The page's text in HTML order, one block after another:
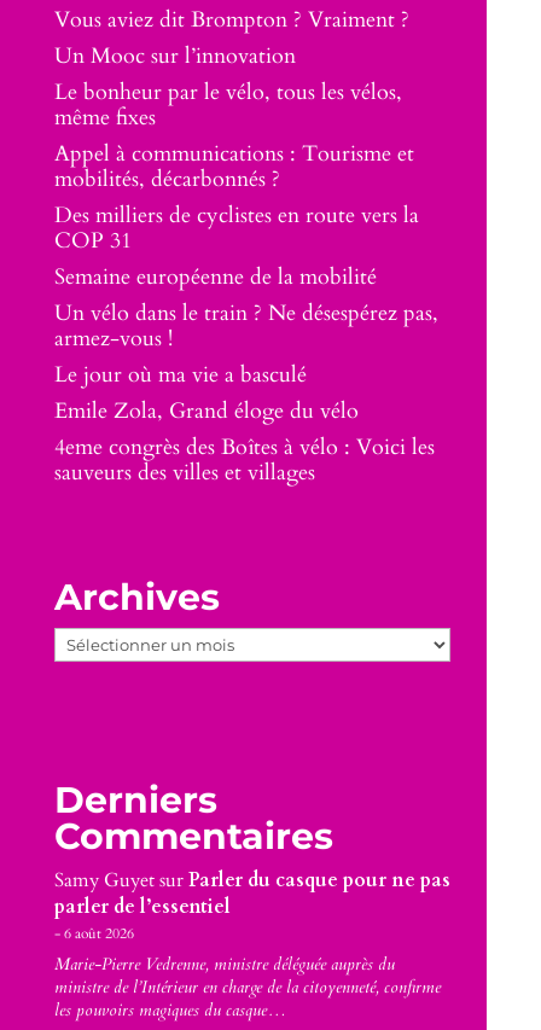
Vous aviez dit Brompton ? Vraiment ?
Un Mooc sur l’innovation
Le bonheur par le vélo, tous les vélos,
même fixes
Appel à communications : Tourisme et
mobilités, décarbonnés ?
Des milliers de cyclistes en route vers la
COP 31
Semaine européenne de la mobilité
Un vélo dans le train ? Ne désespérez pas,
armez-vous !
Le jour où ma vie a basculé
Emile Zola, Grand éloge du vélo
4eme congrès des Boîtes à vélo : Voici les
sauveurs des villes et villages
Archives
Archives
Derniers
Commentaires
Samy GuyetsurParler du casque pour ne pas
parler de l’essentiel
6 août 2026
Marie-Pierre Vedrenne, ministre déléguée auprès du
ministre de l’Intérieur en charge de la citoyenneté, confirme
les pouvoirs magiques du casque…